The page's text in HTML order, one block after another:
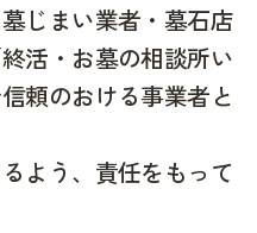
じまい業者・墓石店
活・お墓の相談所い
頼のおける事業者と
よう、責任をもって